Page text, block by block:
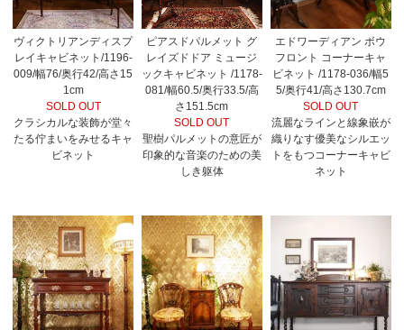
ヴィクトリアンディスプ
レイキャビネット/1196-
009/幅76/奥行42/高さ15
1cm
SOLD OUT
クラシカルな装飾が堂々
たる佇まいをみせるキャ
ビネット
ピアスドパルメット グ
レイズドドア ミュージ
ックキャビネット /1178-
081/幅60.5/奥行33.5/高
さ151.5cm
SOLD OUT
聖樹パルメットの意匠が
印象的な音楽のための美
しき躯体
エドワーディアン ボウ
フロント コーナーキャ
ビネット /1178-036/幅5
5/奥行41/高さ130.7cm
SOLD OUT
流麗なラインと線象嵌が
織りなす優美なシルエッ
トをもつコーナーキャビ
ネット